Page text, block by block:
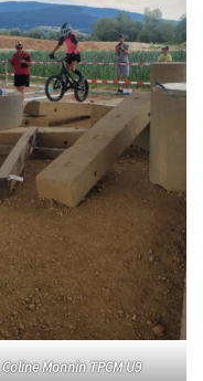
Coline Monnin TPCM U9